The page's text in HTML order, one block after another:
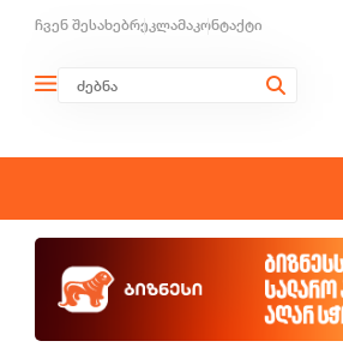
ჩვენ შესახებრეკლამაკონტაქტი